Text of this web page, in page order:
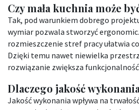
Czy mała kuchnia może
Tak, pod warunkiem dobrego
wymiar pozwala stworzyć
rozmieszczenie stref pracy ułatwia
Dzięki temu nawet niewielka
rozwiązanie zwiększa
Dlaczego jakość
Jakość wykonania wpływa na